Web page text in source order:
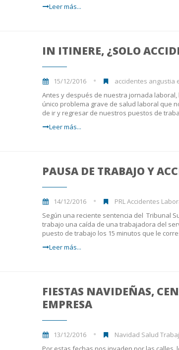
Leer más...
IN ITINERE, ¿SOLO
15/12/2016
accidentes angustia
Antes y después de nuestra jornada
único problema grave de salud laboral que
de ir y regresar de nuestros puestos de
Leer más...
PAUSA DE TRABAJO Y
14/12/2016
PRL Accidentes
Según una reciente sentencia del Tribunal
trabajo una caída de una trabajadora del
puesto de trabajo los 15 minutos que le
Leer más...
FIESTAS NAVIDEÑAS,
EMPRESA
13/12/2016
Navidad Salud